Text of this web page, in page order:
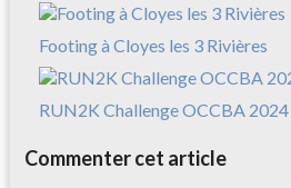
Footing à Cloyes les 3 Rivières
RUN2K Challenge OCCBA 2024
Commenter cet article